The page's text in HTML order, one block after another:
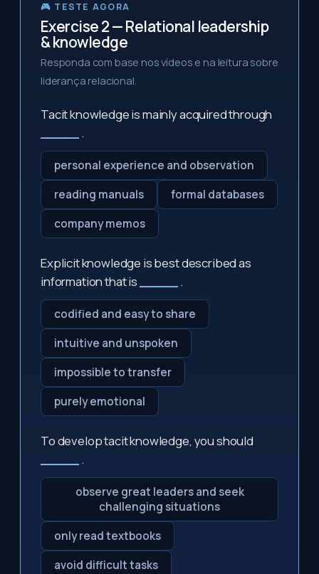
🎮 TESTE AGORA
Exercise 2 — Relational leadership
& knowledge
Responda com base nos vídeos e na leitura sobre
liderança relacional.
Tacit knowledge is mainly acquired through
.
personal experience and observation
reading manuals
formal databases
company memos
Explicit knowledge is best described as
information that is
.
codified and easy to share
intuitive and unspoken
impossible to transfer
purely emotional
To develop tacit knowledge, you should
.
observe great leaders and seek
challenging situations
only read textbooks
avoid difficult tasks